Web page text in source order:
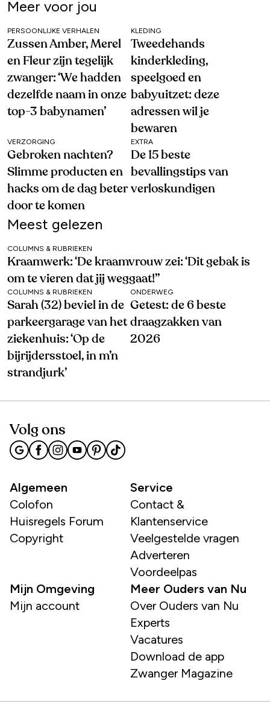
Meer voor jou
PERSOONLIJKE VERHALEN
Zussen Amber, Merel
en Fleur zijn tegelijk
zwanger: ‘We hadden
dezelfde naam in onze
top-3 babynamen’
KLEDING
Tweedehands
kinderkleding,
speelgoed en
babyuitzet: deze
adressen wil je
bewaren
VERZORGING
Gebroken nachten?
Slimme producten en
hacks om de dag beter
door te komen
EXTRA
De 15 beste
bevallingstips van
verloskundigen
Meest gelezen
COLUMNS & RUBRIEKEN
Kraamwerk: ‘De kraamvrouw zei: ‘Dit gebak is
om te vieren dat jij weggaat!’’
COLUMNS & RUBRIEKEN
Sarah (32) beviel in de
parkeergarage van het
ziekenhuis: ‘Op de
bijrijdersstoel, in m’n
strandjurk’
ONDERWEG
Getest: de 6 beste
draagzakken van
2026
Volg ons
Algemeen
Colofon
Huisregels Forum
Copyright
Service
Contact &
Klantenservice
Veelgestelde vragen
Adverteren
Voordeelpas
Mijn Omgeving
Mijn account
Meer Ouders van Nu
Over Ouders van Nu
Experts
Vacatures
Download de app
Zwanger Magazine